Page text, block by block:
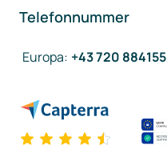
Telefonnummer
Europa: +43 720 884155